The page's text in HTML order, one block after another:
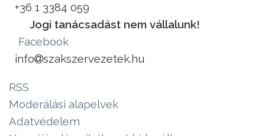
+36 1 3384 059
Jogi tanácsadást nem vállalunk!
Facebook
info
szakszervezetek.hu
RSS
Moderálási alapelvek
Adatvédelem